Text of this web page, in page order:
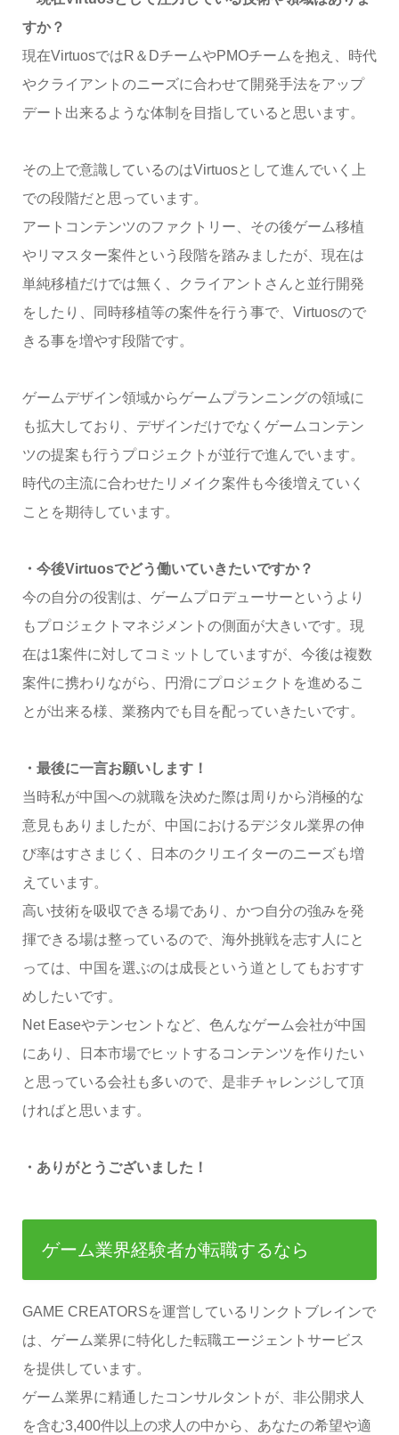
すか？
現在VirtuosではR＆DチームやPMOチームを抱え、時代
やクライアントのニーズに合わせて開発手法をアップ
デート出来るような体制を目指していると思います。
その上で意識しているのはVirtuosとして進んでいく上
での段階だと思っています。
アートコンテンツのファクトリー、その後ゲーム移植
やリマスター案件という段階を踏みましたが、現在は
単純移植だけでは無く、クライアントさんと並行開発
をしたり、同時移植等の案件を行う事で、Virtuosので
きる事を増やす段階です。
ゲームデザイン領域からゲームプランニングの領域に
も拡大しており、デザインだけでなくゲームコンテン
ツの提案も行うプロジェクトが並行で進んでいます。
時代の主流に合わせたリメイク案件も今後増えていく
ことを期待しています。
・今後Virtuosでどう働いていきたいですか？
今の自分の役割は、ゲームプロデューサーというより
もプロジェクトマネジメントの側面が大きいです。現
在は1案件に対してコミットしていますが、今後は複数
案件に携わりながら、円滑にプロジェクトを進めるこ
とが出来る様、業務内でも目を配っていきたいです。
・最後に一言お願いします！
当時私が中国への就職を決めた際は周りから消極的な
意見もありましたが、中国におけるデジタル業界の伸
び率はすさまじく、日本のクリエイターのニーズも増
えています。
高い技術を吸収できる場であり、かつ自分の強みを発
揮できる場は整っているので、海外挑戦を志す人にと
っては、中国を選ぶのは成長という道としてもおすす
めしたいです。
Net Easeやテンセントなど、色んなゲーム会社が中国
にあり、日本市場でヒットするコンテンツを作りたい
と思っている会社も多いので、是非チャレンジして頂
ければと思います。
・ありがとうございました！
ゲーム業界経験者が転職するなら
GAME CREATORSを運営しているリンクトブレインで
は、ゲーム業界に特化した転職エージェントサービス
を提供しています。
ゲーム業界に精通したコンサルタントが、非公開求人
を含む3,400件以上の求人の中から、あなたの希望や適